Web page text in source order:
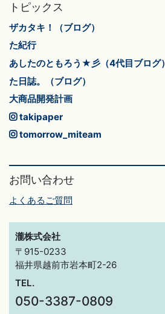
トピックス
ザカタキ！（ブログ）
た紀行
あしたのともろう★彡（4代目ブログ）
た日誌。（ブログ）
大商品開発計画
takipaper
tomorrow_miteam
お問い合わせ
よくあるご質問
瀧株式会社
〒915-0233
福井県越前市岩本町2-26
TEL.
050-3387-0809